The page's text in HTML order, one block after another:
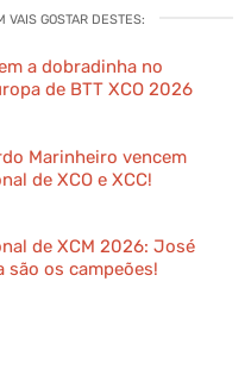
VAIS GOSTAR DESTES:
a dobradinha no
de BTT XCO 2026
Marinheiro vencem
de XCO e XCC!
de XCM 2026: José
são os campeões!